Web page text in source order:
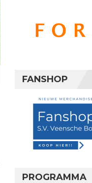
FANSHOP
PROGRAMMA